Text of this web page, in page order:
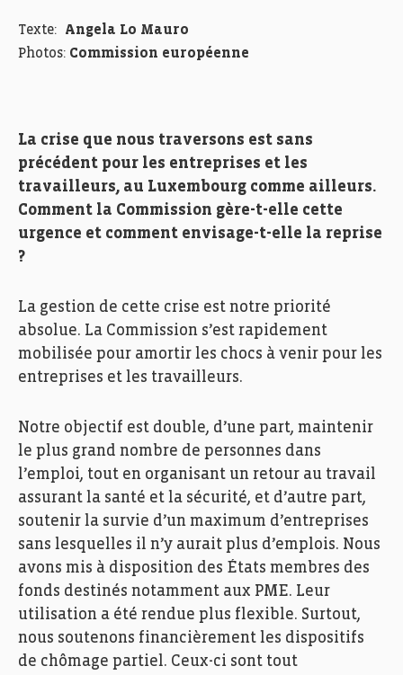
Texte:
Angela Lo Mauro
Photos: Commission européenne
La crise que nous traversons est sans
précédent pour les entreprises et les
travailleurs, au Luxembourg comme ailleurs.
Comment la Commission gère-t-elle cette
urgence et comment envisage-t-elle la reprise
?
La gestion de cette crise est notre priorité
absolue. La Commission s’est rapidement
mobilisée pour amortir les chocs à venir pour les
entreprises et les travailleurs.
Notre objectif est double, d’une part, maintenir
le plus grand nombre de personnes dans
l’emploi, tout en organisant un retour au travail
assurant la santé et la sécurité, et d’autre part,
soutenir la survie d’un maximum d’entreprises
sans lesquelles il n’y aurait plus d’emplois. Nous
avons mis à disposition des États membres des
fonds destinés notamment aux PME. Leur
utilisation a été rendue plus flexible. Surtout,
nous soutenons financièrement les dispositifs
de chômage partiel. Ceux-ci sont tout